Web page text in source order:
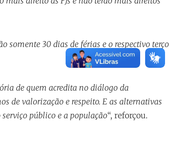
somente 30 dias de férias e o respectivo terço
de quem acredita no diálogo da
de valorização e respeito. E as alternativas
público e a população“, reforçou.